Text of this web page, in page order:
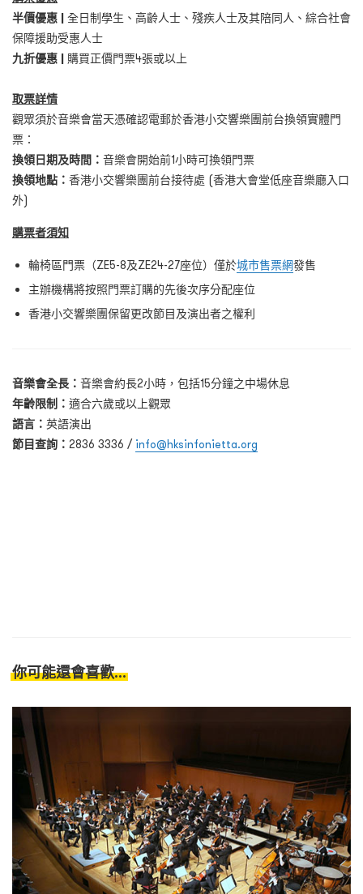
半價優惠
全日制學生、高齡人士、殘疾人士及其陪同人、綜合社會
保障援助受惠人士
九折優惠
購買正價門票4張或以上
取票詳情
觀眾須於音樂會當天憑確認電郵於香港小交響樂團前台換領實體門
票：
換領日期及時間 ： 音樂會開始前1小時可換領門票
換領地點 ： 香港小交響樂團前台接待處 (香港大會堂低座音樂廳入口
外)
購票者須知
輪椅區門票（ZE5-8及ZE24-27座位）僅於城市售票網發售
主辦機構將按照門票訂購的先後次序分配座位
香港小交響樂團保留更改節目及演出者之權利
音樂會全長： 音樂會約長2小時，包括15分鐘之中場休息
年齡限制： 適合六歲或以上觀眾
語言： 英語演出
節目查詢： 2836 3336 / info@hksinfonietta.org
你可能還會喜歡...